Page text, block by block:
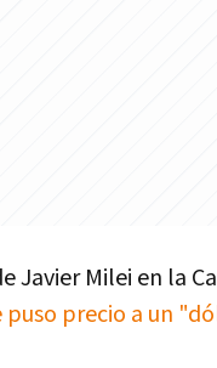
Javier Milei en la
puso precio a un